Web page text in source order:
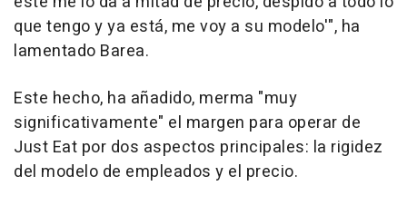
que tengo y ya está, me voy a su modelo'", ha
lamentado Barea.
Este hecho, ha añadido, merma "muy
significativamente" el margen para operar de
Just Eat por dos aspectos principales: la rigidez
del modelo de empleados y el precio.